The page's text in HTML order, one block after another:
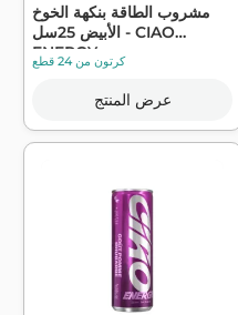
مشروب الطاقة بنكهة الخوخ
الأبيض 25سل - CIAO
ENERGYكرتون من 24 قطع
عرض المنتج